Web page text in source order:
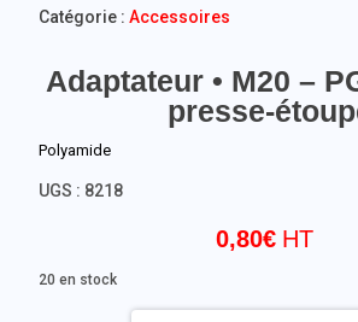
Adaptateur • M20 –
presse-
0,80€
Polyamide
20 en stock
UGS : 8218
Catégorie :Accessoires